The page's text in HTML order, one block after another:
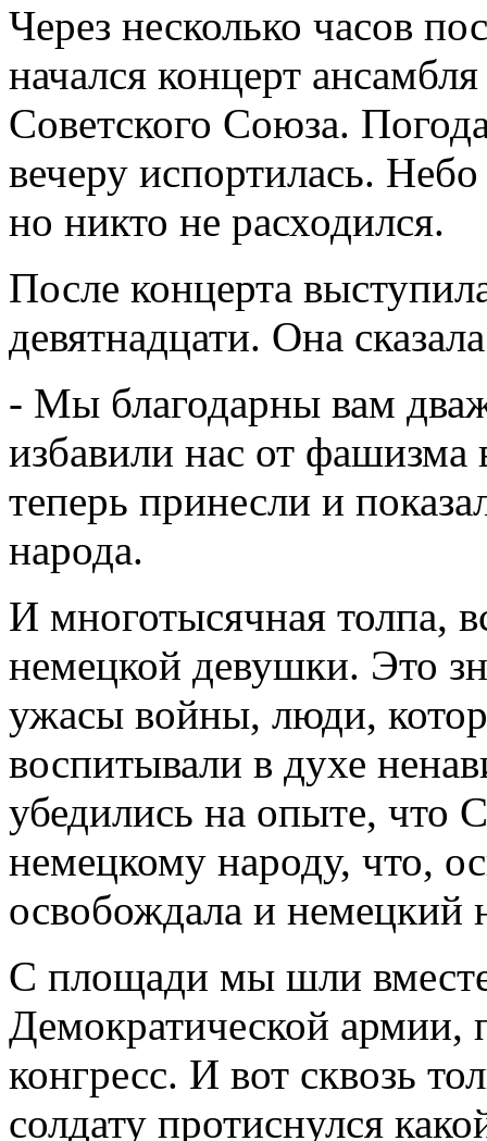
Через несколько часов
начался концерт
Советского Союза.
вечеру испортилась.
но никто не расходился.
После концерта
девятнадцати. Она
- Мы благодарны вам
избавили нас от фашизма
теперь принесли и
народа.
И многотысячная толпа,
немецкой девушки. Это
ужасы войны, люди,
воспитывали в духе
убедились на опыте, что
немецкому народу, что,
освобождала и немецкий
С площади мы шли вместе
Демократической
конгресс. И вот сквозь
солдату протиснулся